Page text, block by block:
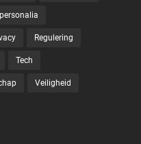
personalia
Regulering
Tech
Veiligheid